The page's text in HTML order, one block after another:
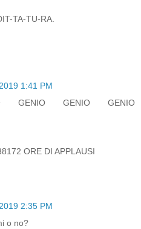
TA-TU-RA.
1:41 PM
GENIO GENIO GENIO
ORE DI APPLAUSI
2:35 PM
o no?